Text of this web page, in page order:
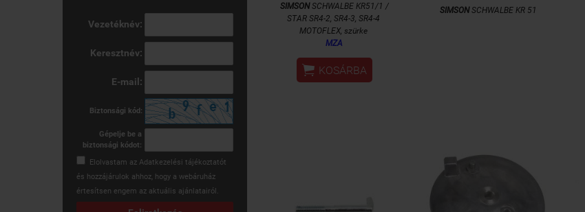
Vezetéknév:
Keresztnév:
E-mail:
Biztonsági kód:
Gépelje be a
biztonsági kódot:
Elolvastam az Adatkezelési tájékoztatót
és hozzájárulok ahhoz, hogy a webáruház
értesítsen engem az aktuális ajánlatairól.
SIMSONSCHWALBE KR51/1 /
STAR SR4-2, SR4-3, SR4-4
MOTOFLEX, szürke
MZA
 KOSÁRBA
SIMSONSCHWALBE KR 51